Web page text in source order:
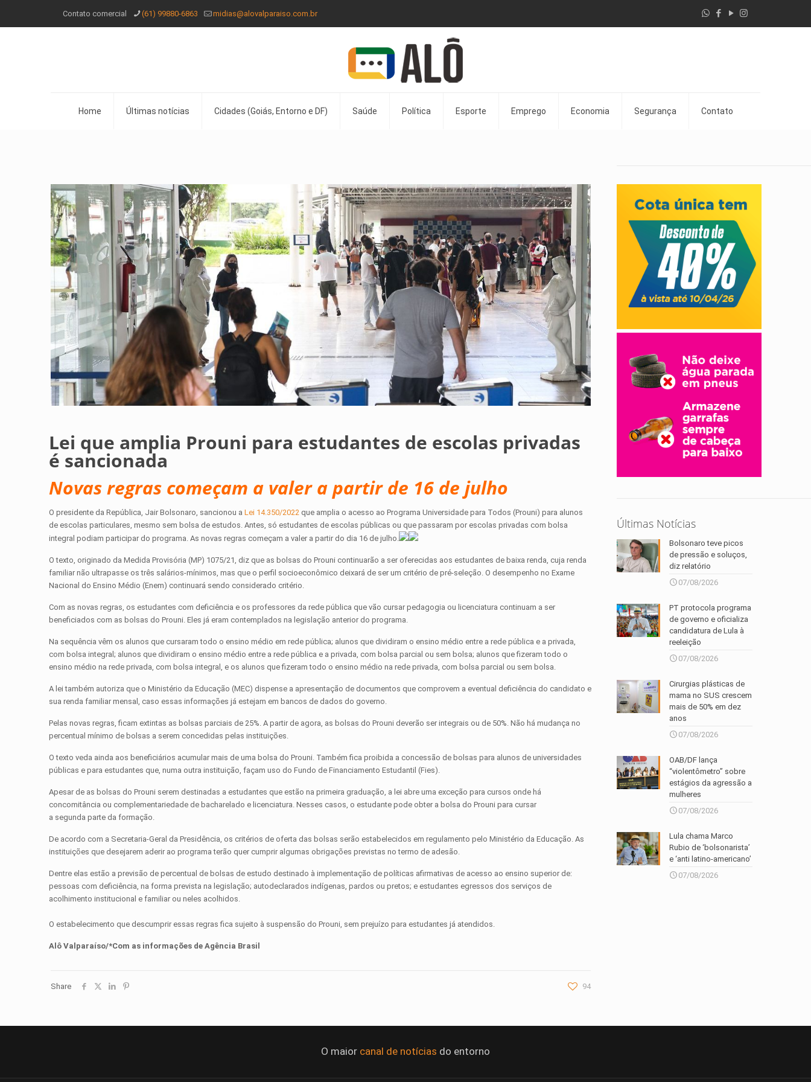
Contato comercial (61) 99880-6863 midias@alovalparaiso.com.br
Home Últimas notícias Cidades (Goiás, Entorno e DF) Saúde Política Esporte Emprego Economia Segurança Contato
Lei que amplia Prouni para estudantes de escolas privadas
é sancionada
Novas regras começam a valer a partir de 16 de julho
O presidente da República, Jair Bolsonaro, sancionou aLei 14.350/2022 que amplia o acesso ao Programa Universidade para Todos (Prouni) para alunos
de escolas particulares, mesmo sem bolsa de estudos. Antes, só estudantes de escolas públicas ou que passaram por escolas privadas com bolsa
integral podiam participar do programa. As novas regras começam a valer a partir do dia 16 de julho.
O texto, originado da Medida Provisória (MP) 1075/21, diz que as bolsas do Prouni continuarão a ser oferecidas aos estudantes de baixa renda, cuja renda
familiar não ultrapasse os três salários-mínimos, mas que o perfil socioeconômico deixará de ser um critério de pré-seleção. O desempenho no Exame
Nacional do Ensino Médio (Enem) continuará sendo considerado critério.
Com as novas regras, os estudantes com deficiência e os professores da rede pública que vão cursar pedagogia ou licenciatura continuam a ser
beneficiados com as bolsas do Prouni. Eles já eram contemplados na legislação anterior do programa.
Na sequência vêm os alunos que cursaram todo o ensino médio em rede pública; alunos que dividiram o ensino médio entre a rede pública e a privada,
com bolsa integral; alunos que dividiram o ensino médio entre a rede pública e a privada, com bolsa parcial ou sem bolsa; alunos que fizeram todo o
ensino médio na rede privada, com bolsa integral, e os alunos que fizeram todo o ensino médio na rede privada, com bolsa parcial ou sem bolsa.
A lei também autoriza que o Ministério da Educação (MEC) dispense a apresentação de documentos que comprovem a eventual deficiência do candidato e
sua renda familiar mensal, caso essas informações já estejam em bancos de dados do governo.
Pelas novas regras, ficam extintas as bolsas parciais de 25%. A partir de agora, as bolsas do Prouni deverão ser integrais ou de 50%. Não há mudança no
percentual mínimo de bolsas a serem concedidas pelas instituições.
O texto veda ainda aos beneficiários acumular mais de uma bolsa do Prouni. Também fica proibida a concessão de bolsas para alunos de universidades
públicas e para estudantes que, numa outra instituição, façam uso do Fundo de Financiamento Estudantil (Fies).
Apesar de as bolsas do Prouni serem destinadas a estudantes que estão na primeira graduação, a lei abre uma exceção para cursos onde há
concomitância ou complementariedade de bacharelado e licenciatura. Nesses casos, o estudante pode obter a bolsa do Prouni para cursar
a segunda parte da formação.
De acordo com a Secretaria-Geral da Presidência, os critérios de oferta das bolsas serão estabelecidos em regulamento pelo Ministério da Educação. As
instituições que desejarem aderir ao programa terão quer cumprir algumas obrigações previstas no termo de adesão.
Dentre elas estão a previsão de percentual de bolsas de estudo destinado à implementação de políticas afirmativas de acesso ao ensino superior de:
pessoas com deficiência, na forma prevista na legislação; autodeclarados indígenas, pardos ou pretos; e estudantes egressos dos serviços de
acolhimento institucional e familiar ou neles acolhidos.
O estabelecimento que descumprir essas regras fica sujeito à suspensão do Prouni, sem prejuízo para estudantes já atendidos.
Alô Valparaíso/*Com as informações de Agência Brasil
Share 94
Últimas Notícias
Bolsonaro teve picos
de pressão e soluços,
diz relatório
07/08/2026
PT protocola programa
de governo e oficializa
candidatura de Lula à
reeleição
07/08/2026
Cirurgias plásticas de
mama no SUS crescem
mais de 50% em dez
anos
07/08/2026
OAB/DF lança
“violentômetro” sobre
estágios da agressão a
mulheres
07/08/2026
Lula chama Marco
Rubio de ‘bolsonarista’
e ‘anti latino-americano’
07/08/2026
O maior canal de notícias do entorno